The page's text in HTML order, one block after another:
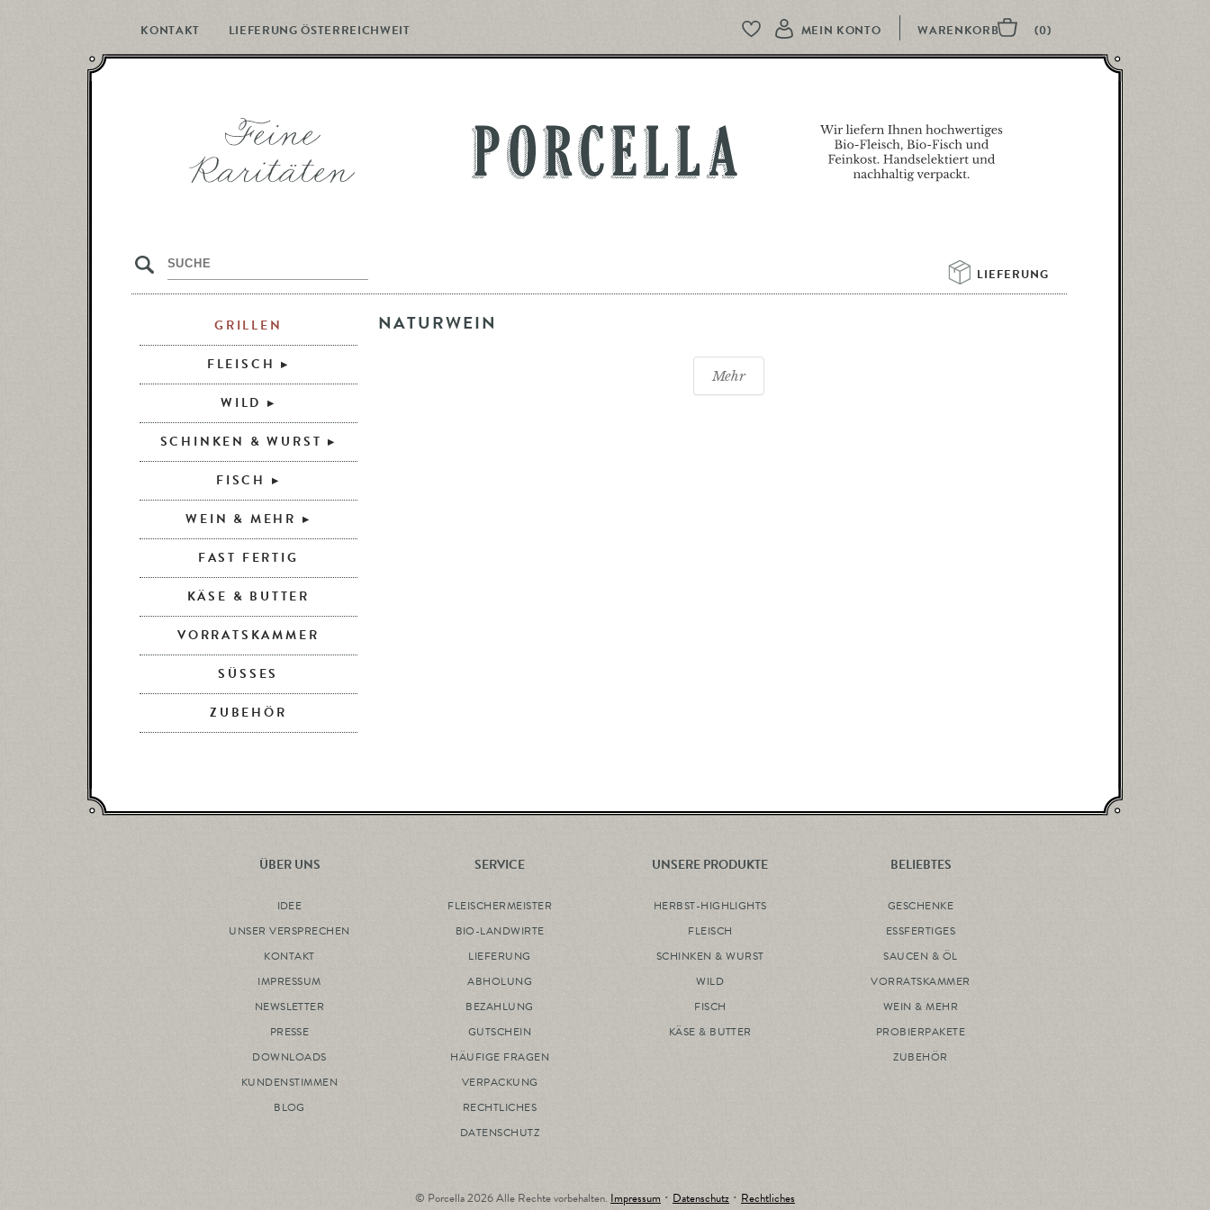
KONTAKT LIEFERUNG ÖSTERREICHWEIT
PORCELLA
MEIN KONTO
LIEFERUNG
s
NATURWEIN
Mehr
GRILLEN
FLEISCH
WILD
SCHINKEN & WURST
FISCH
WEIN & MEHR
FAST FERTIG
KÄSE & BUTTER
VORRATSKAMMER
SÜSSES
ZUBEHÖR
ÜBER UNS
IDEE
UNSER VERSPRECHEN
KONTAKT
IMPRESSUM
NEWSLETTER
PRESSE
DOWNLOADS
KUNDENSTIMMEN
BLOG
SERVICE
FLEISCHERMEISTER
BIO-LANDWIRTE
LIEFERUNG
ABHOLUNG
BEZAHLUNG
GUTSCHEIN
HÄUFIGE FRAGEN
VERPACKUNG
RECHTLICHES
DATENSCHUTZ
UNSERE PRODUKTE
HERBST-HIGHLIGHTS
FLEISCH
SCHINKEN & WURST
WILD
FISCH
KÄSE & BUTTER
BELIEBTES
GESCHENKE
ESSFERTIGES
SAUCEN & ÖL
VORRATSKAMMER
WEIN & MEHR
PROBIERPAKETE
ZUBEHÖR
© Porcella 2026 Alle Rechte vorbehalten. Impressum ･ Datenschutz ･ Rechtliches